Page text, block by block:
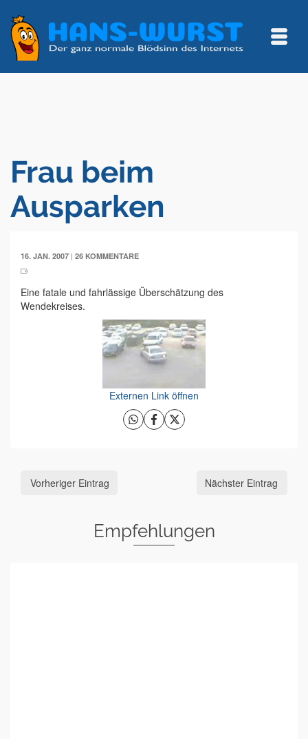
Frau beim
Ausparken
16. JAN. 2007 | 26 KOMMENTARE
Eine fatale und fahrlässige Überschätzung des
Wendekreises.
Externen Link öffnen
Vorheriger Eintrag Nächster Eintrag
Empfehlungen